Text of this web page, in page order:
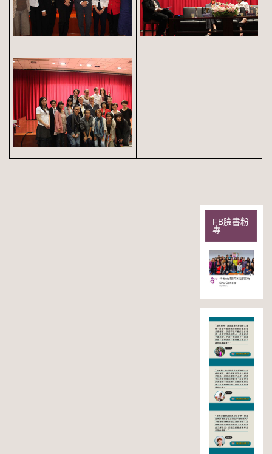
FB臉書粉
專